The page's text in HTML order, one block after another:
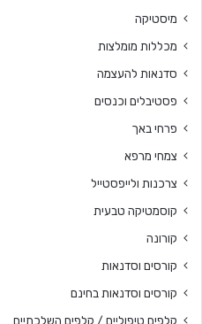
מיסטיקה
מכללות מומלצות
סדנאות להעצמה
פסטיבלים וכנסים
פרחי באך
צמחי מרפא
צרכנות ולייפסטייל
קוסמטיקה טבעית
קורונה
קורסים וסדנאות
קורסים וסדנאות בחינם
קלפים טיפוליים / קלפים השלכתיים